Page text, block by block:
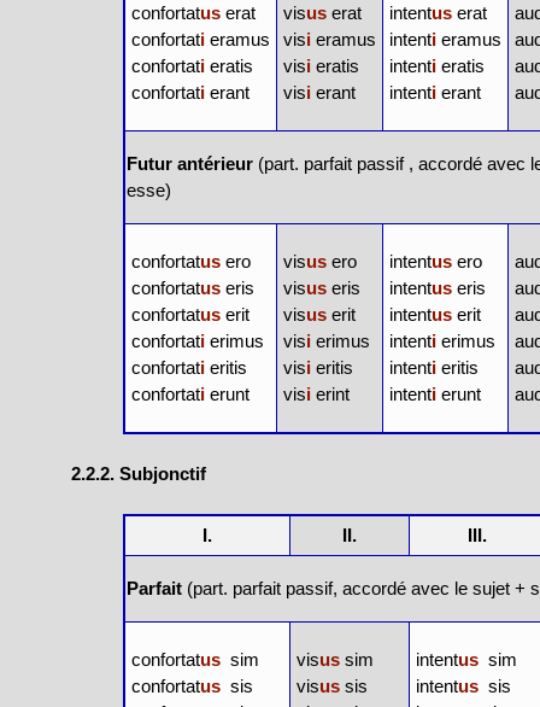
confortatus erat
confortati eramus
confortati eratis
confortati erant
visus erat
visi eramus
visi eratis
visi erant
intentus erat
intenti eramus
intenti eratis
intenti erant
Futur antérieur (part. parfait passif, accordé avec
esse)
confortatus ero
confortatus eris
confortatus erit
confortati erimus
confortati eritis
confortati erunt
visusero
visus eris
visus erit
visi erimus
visi eritis
visi erint
intentus ero
intentus eris
intentus erit
intenti erimus
intenti eritis
intenti erunt
2.2.2. Subjonctif
I. II. III.
Parfait (part. parfait passif, accordé avec le sujet +
confortatus sim
confortatus sis
visus sim
visus sis
intentus sim
intentus sis